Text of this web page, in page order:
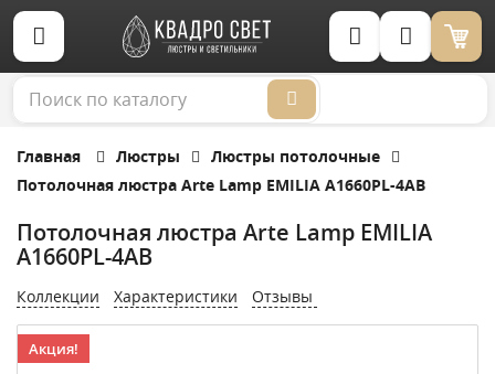
Корзина (0)
Главная Люстры
Люстры потолочные
Потолочная люстра Arte Lamp EMILIA A1660PL-4AB
Потолочная люстра Arte Lamp EMILIA
A1660PL-4AB
Коллекции Характеристики Отзывы
Акция!